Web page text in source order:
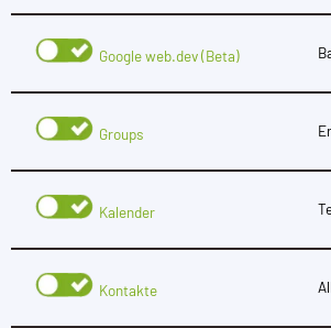
Google web.dev (Beta)
Groups
Kalender
Kontakte